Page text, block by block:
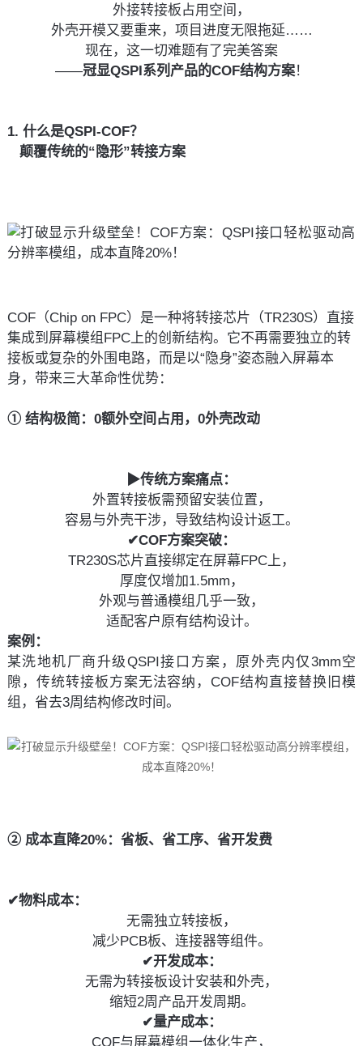
外接转接板占用空间，
外壳开模又要重来，项目进度无限拖延……
现在，这一切难题有了完美答案
——冠显QSPI系列产品的COF结构方案！
1. 什么是QSPI-COF？
   颠覆传统的“隐形”转接方案
COF（Chip on FPC）是一种将转接芯片（TR230S）直接
集成到屏幕模组FPC上的创新结构。它不再需要独立的转
接板或复杂的外围电路，而是以“隐身”姿态融入屏幕本
身，带来三大革命性优势：
① 结构极简：0额外空间占用，0外壳改动
▶传统方案痛点：
外置转接板需预留安装位置，
容易与外壳干涉，导致结构设计返工。
✔COF方案突破：
TR230S芯片直接绑定在屏幕FPC上，
厚度仅增加1.5mm，
外观与普通模组几乎一致，
适配客户原有结构设计。
案例：
某洗地机厂商升级QSPI接口方案，原外壳内仅3mm空
隙，传统转接板方案无法容纳，COF结构直接替换旧模
组，省去3周结构修改时间。
② 成本直降20%：省板、省工序、省开发费
✔物料成本：
无需独立转接板，
减少PCB板、连接器等组件。
✔开发成本：
无需为转接板设计安装和外壳，
缩短2周产品开发周期。
✔量产成本：
COF与屏幕模组一体化生产，